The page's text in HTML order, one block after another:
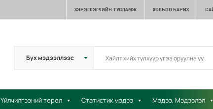
ХЭРЭГЛЭГЧИЙН ТУСЛАМЖ ХОЛБОО БАРИХ
Үйлчилгээний төрөл Статистик мэдээ Мэдээ, Мэдээлэл